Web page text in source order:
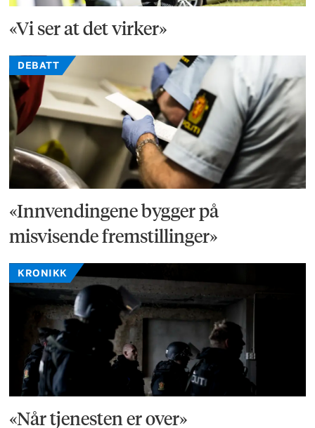
«Vi ser at det virker»
DEBATT
«Innvendingene bygger på
misvisende fremstillinger»
KRONIKK
«Når tjenesten er over»